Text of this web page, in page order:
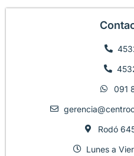
091
Rodó
Lunes a